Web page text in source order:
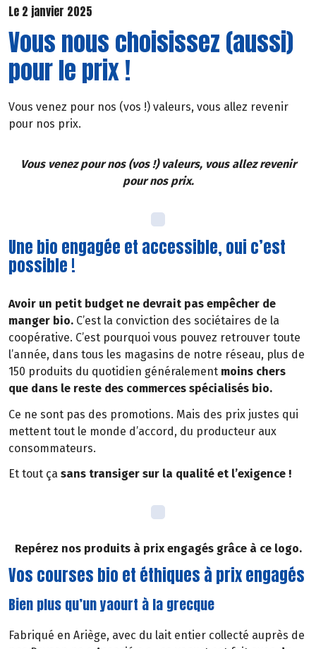
Le 2 janvier 2025
Vous nous choisissez (aussi)
pour le prix !
Vous venez pour nos (vos !) valeurs, vous allez revenir
pour nos prix.
Vous venez pour nos (vos !) valeurs, vous allez revenir
pour nos prix.
Une bio engagée et accessible, oui c’est
possible !
Avoir un petit budget ne devrait pas empêcher de
manger bio. C’est la conviction des sociétaires de la
coopérative. C’est pourquoi vous pouvez retrouver toute
l’année, dans tous les magasins de notre réseau, plus de
150 produits du quotidien généralement moins chers
que dans le reste des commerces spécialisés bio.
Ce ne sont pas des promotions. Mais des prix justes qui
mettent tout le monde d’accord, du producteur aux
consommateurs.
Et tout ça sans transiger sur la qualité et l’exigence !
Repérez nos produits à prix engagés grâce à ce logo.
Vos courses bio et éthiques à prix engagés
Bien plus qu’un yaourt à la grecque
Fabriqué en Ariège, avec du lait entier collecté auprès de